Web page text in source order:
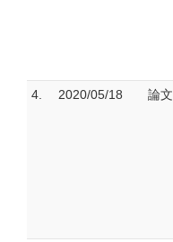
4. 2020/05/18 論文